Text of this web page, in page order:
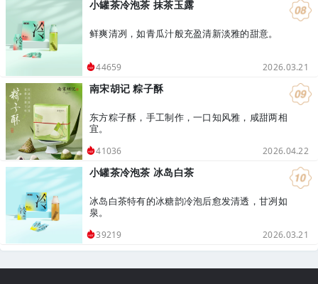
小罐茶冷泡茶 抹茶玉露
鲜爽清冽，如青瓜汁般充盈清新淡雅的甜意。
44659 2026.03.21
南宋胡记 粽子酥
东方粽子酥，手工制作，一口知风雅，咸甜两相
宜。
41036 2026.04.22
小罐茶冷泡茶 冰岛白茶
冰岛白茶特有的冰糖韵冷泡后愈发清透，甘冽如
泉。
39219 2026.03.21